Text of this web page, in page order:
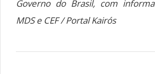
Governo do Brasil, com
MDS e CEF / Portal Kairós